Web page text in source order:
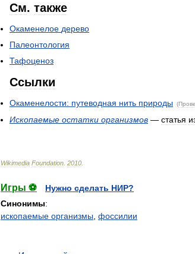
См. также
Окаменелое дерево
Палеонтология
Тафоценоз
Ссылки
Окаменелости: путеводная нить природы (
Ископаемые остатки организмов — статья
Wikimedia Foundation 2010
Игры ⚽
Нужно сделать НИР?
Синонимы:
ископаемые организмы фоссилии